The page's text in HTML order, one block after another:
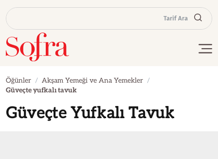
Tarif Ara
Öğünler
Akşam Yemeği ve Ana Yemekler
Güveçte yufkalı tavuk
Güveçte Yufkalı Tavuk